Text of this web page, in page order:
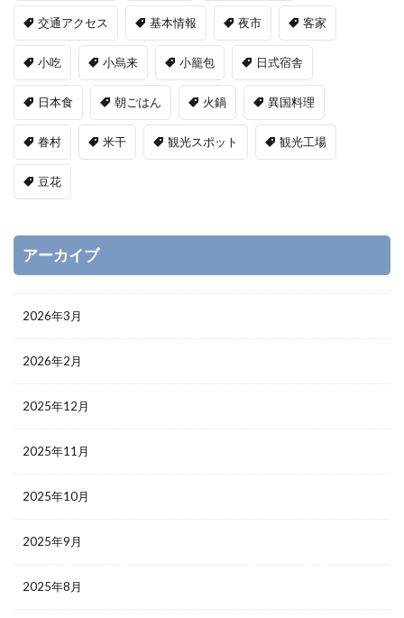
交通アクセス 基本情報 夜市 客家
小吃 小烏来 小籠包 日式宿舎
日本食 朝ごはん 火鍋 異国料理
眷村 米干 観光スポット 観光工場
豆花
アーカイブ
2026年3月
2026年2月
2025年12月
2025年11月
2025年10月
2025年9月
2025年8月